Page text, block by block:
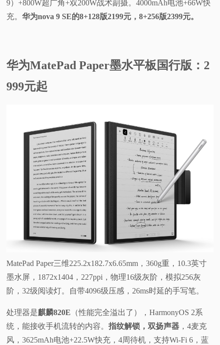
9）+800W超广角+双200W战术副摄。4000mAh电池+66W快
充。华为nova 9 SE的8+128版2199元，8+256版2399元。
华为MatePad Paper墨水平板国行版：2
999元起
MatePad Paper三维225.2x182.7x6.65mm，360g重，10.3英寸
墨水屏，1872x1404，227ppi，物理16级灰阶，模拟256灰
阶，32级阅读灯。自带4096级压感，26ms时延的手写笔。
处理器是 麒麟820E （性能完全溢出了），HarmonyOS 2系
统，能接收手机流转的内容。指纹解锁，双扬声器 ，4麦克
风，3625mAh电池+22.5W快充，4周待机，支持Wi-Fi 6，蓝